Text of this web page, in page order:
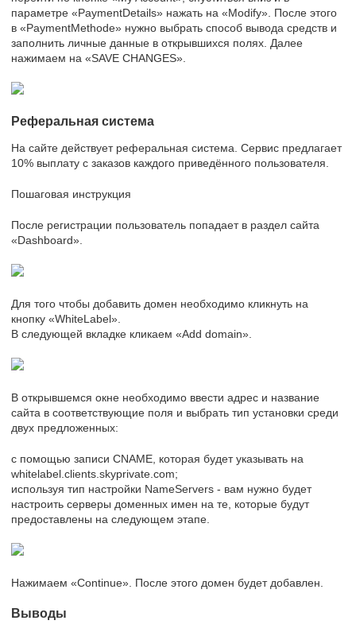
параметре «PaymentDetails» нажать на «Modify». После этого
в «PaymentMethode» нужно выбрать способ вывода средств и
заполнить личные данные в открывшихся полях. Далее
нажимаем на «SAVE CHANGES».
Реферальная система
На сайте действует реферальная система. Сервис предлагает
10% выплату с заказов каждого приведённого пользователя.
Пошаговая инструкция
После регистрации пользователь попадает в раздел сайта
«Dashboard».
Для того чтобы добавить домен необходимо кликнуть на
кнопку «WhiteLabel».
В следующей вкладке кликаем «Add domain».
В открывшемся окне необходимо ввести адрес и название
сайта в соответствующие поля и выбрать тип установки среди
двух предложенных:
с помощью записи CNAME, которая будет указывать на
whitelabel.clients.skyprivate.com;
используя тип настройки NameServers - вам нужно будет
настроить серверы доменных имен на те, которые будут
предоставлены на следующем этапе.
Нажимаем «Continue». После этого домен будет добавлен.
Выводы